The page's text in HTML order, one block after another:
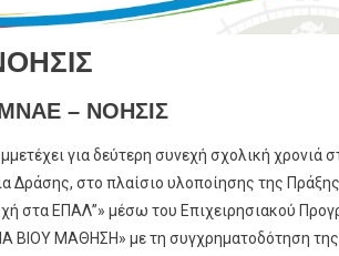
– ΝΟΗΣΙΣ
για δεύτερη συνεχή σχολική χρονιά
Δράσης, στο πλαίσιο υλοποίησης της
στα ΕΠΑΛ”» μέσω του Επιχειρησιακού
ΒΙΟΥ ΜΑΘΗΣΗ» με τη συγχρηματοδότηση